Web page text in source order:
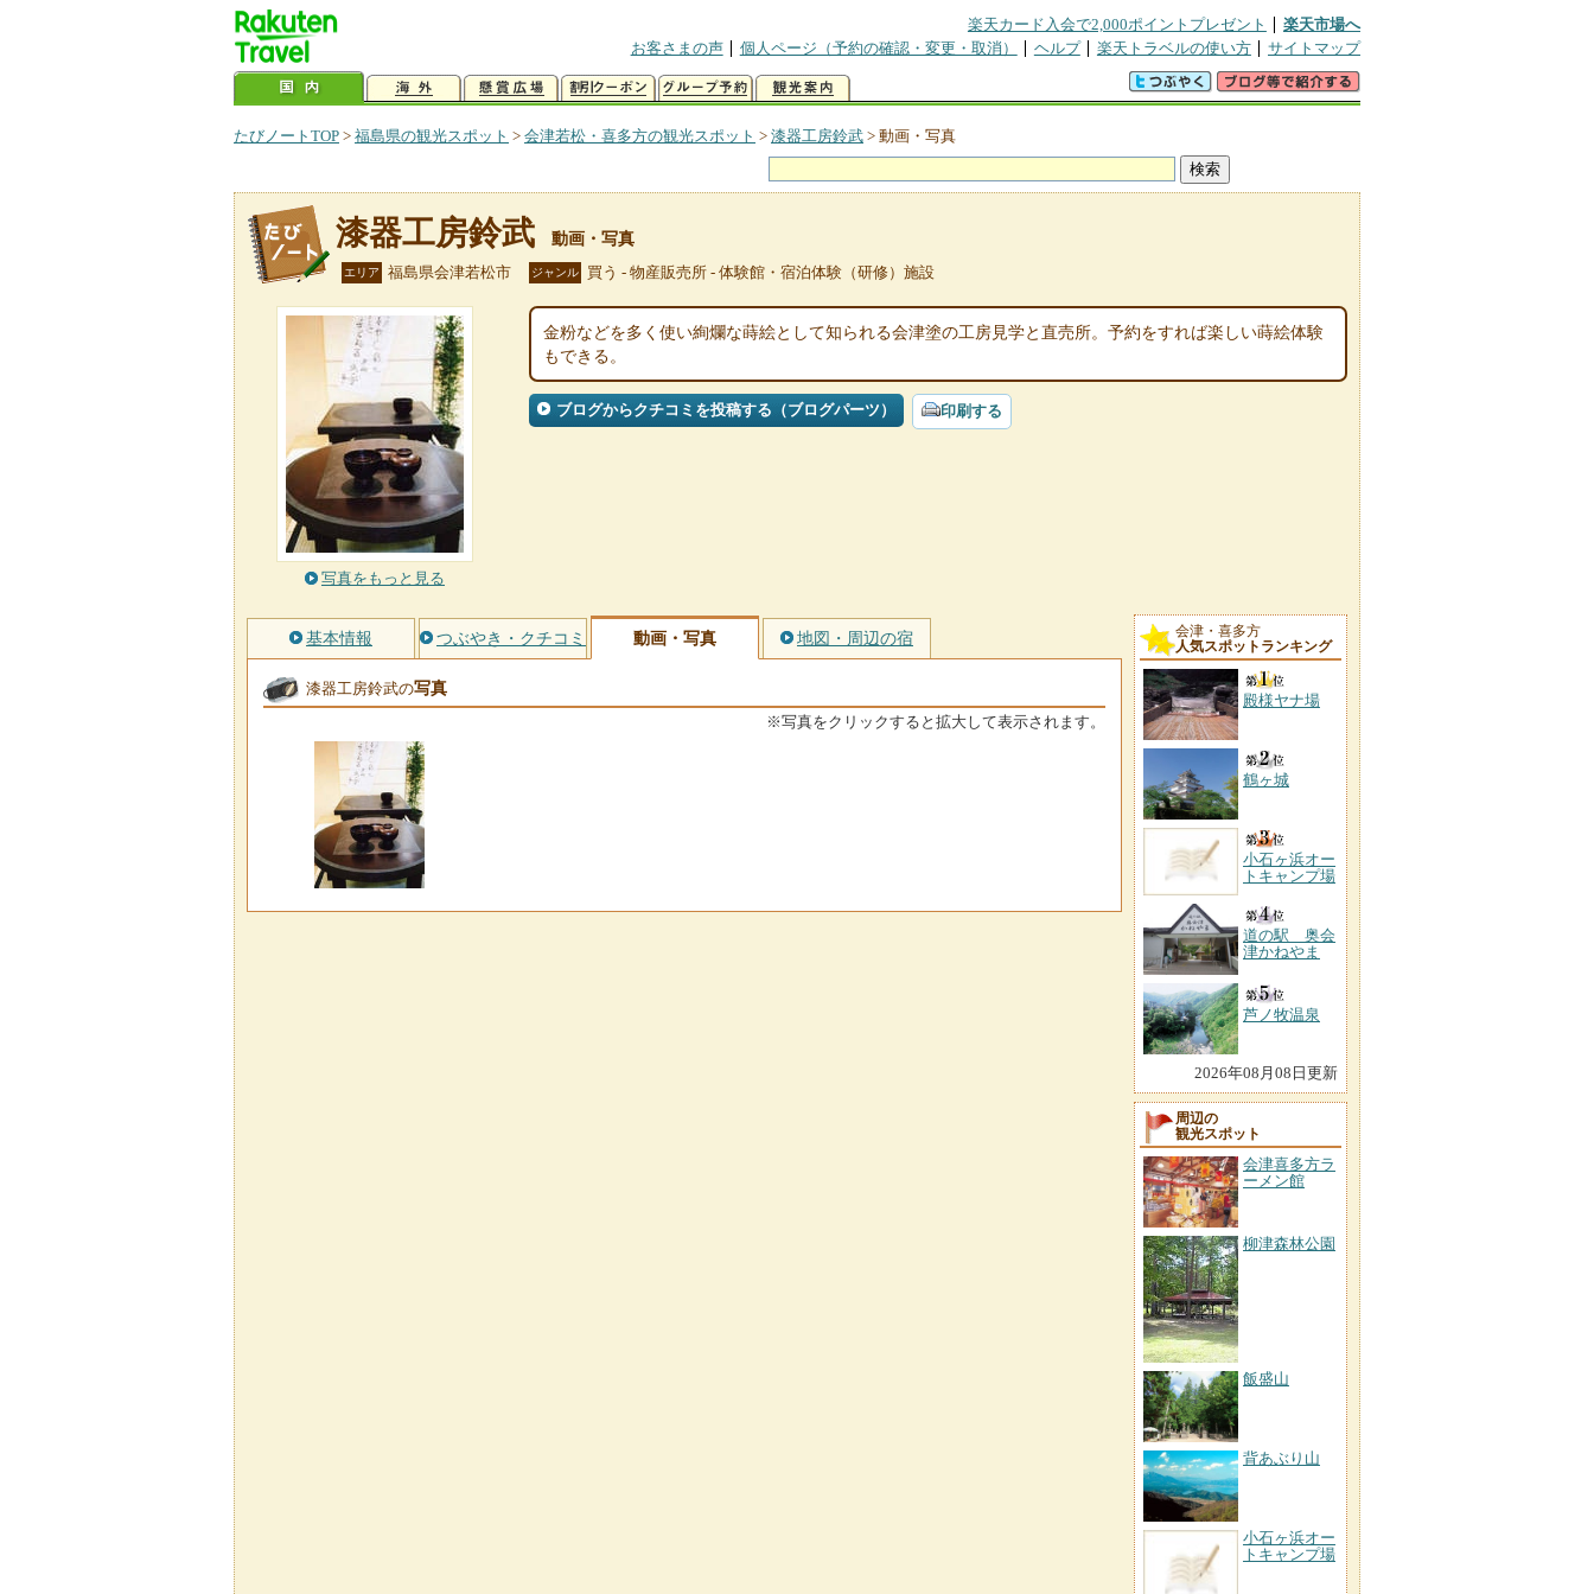
楽天カード入会で2,000ポイントプレゼント
楽天市場へ
お客さまの声
個人ページ（予約の確認・変更・取消） ヘルプ 楽天トラベルの使い方 サイトマップ
たびノートTOP > 福島県の観光スポット > 会津若松・喜多方の観光スポット > 漆器工房鈴武 > 動画・写真
漆器工房鈴武 動画・写真
エリア 福島県会津若松市 ジャンル 買う - 物産販売所 - 体験館・宿泊体験（研修）施設
写真をもっと見る
金粉などを多く使い絢爛な蒔絵として知られる会津塗の工房見学と直売所。予約をすれば楽しい蒔絵体験
もできる。
ブログからクチコミを投稿する（ブログパーツ） 印刷する
基本情報 つぶやき・クチコミ 動画・写真 地図・周辺の宿
漆器工房鈴武の写真
※写真をクリックすると拡大して表示されます。
会津・喜多方
人気スポットランキング
殿様ヤナ場
鶴ヶ城
小石ヶ浜オー
トキャンプ場
道の駅 奥会
津かねやま
芦ノ牧温泉
2026年08月08日更新
周辺の
観光スポット
会津喜多方ラ
ーメン館
柳津森林公園
飯盛山
背あぶり山
小石ヶ浜オー
トキャンプ場